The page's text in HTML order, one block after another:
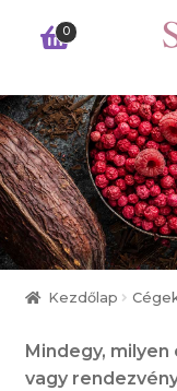
Ugrás
Kilépés
0
RÓLUNK
WEBSHOP
CÉGEKNEK
KAPCSOLAT
Kezdőlap
Mindegy,
vagy